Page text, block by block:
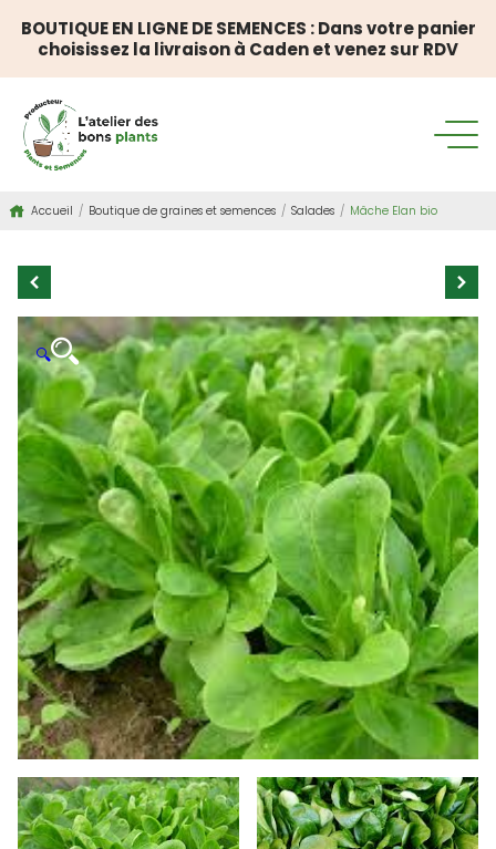
BOUTIQUE EN LIGNE DE SEMENCES : Dans votre panier
choisissez la livraison à Caden et venez sur RDV
Accueil / Boutique de graines et semences / Salades / Mâche Elan bio
🔍